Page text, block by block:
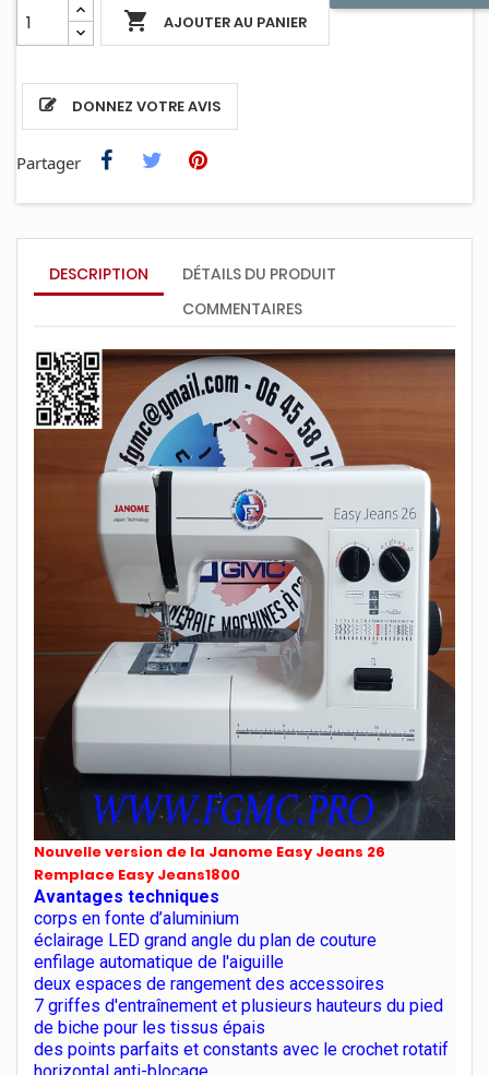
 AJOUTER AU PANIER
DONNEZ VOTRE AVIS
Partager
DESCRIPTION
DÉTAILS DU PRODUIT
COMMENTAIRES
Nouvelle version de la Janome Easy Jeans 26
Remplace Easy Jeans1800
Avantages techniques
corps en fonte d’aluminium
éclairage LED grand angle du plan de couture
enfilage automatique de l'aiguille
deux espaces de rangement des accessoires
7 griffes d'entraînement et plusieurs hauteurs du pied
de biche pour les tissus épais
des points parfaits et constants avec le crochet rotatif